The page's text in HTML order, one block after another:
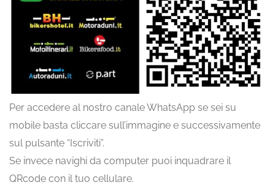
Per accedere al nostro canale WhatsApp se sei su
mobile basta cliccare sull’immagine e successivamente
sul pulsante “Iscriviti”.
Se invece navighi da computer puoi inquadrare il
QRcode con il tuo cellulare.